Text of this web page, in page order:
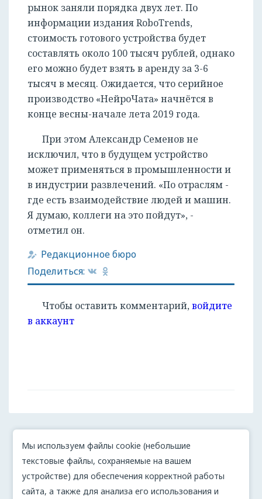
рынок заняли порядка двух лет. По
информации издания RoboTrends,
стоимость готового устройства будет
составлять около 100 тысяч рублей, однако
его можно будет взять в аренду за 3-6
тысяч в месяц. Ожидается, что серийное
производство «НейроЧата» начнётся в
конце весны-начале лета 2019 года.
При этом Александр Семенов не
исключил, что в будущем устройство
может применяться в промышленности и
в индустрии развлечений. «По отраслям -
где есть взаимодействие людей и машин.
Я думаю, коллеги на это пойдут», -
отметил он.
Редакционное бюро
Поделиться:
Чтобы оставить комментарий,войдите
в аккаунт
Мы используем файлы cookie (небольшие
текстовые файлы, сохраняемые на вашем
устройстве) для обеспечения корректной работы
сайта, а также для анализа его использования и